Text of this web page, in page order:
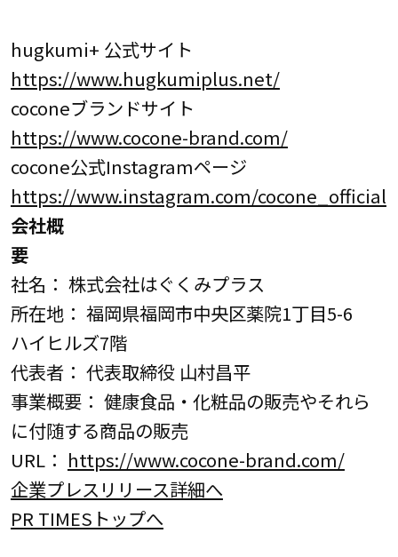
hugkumi+ 公式サイト
https://www.hugkumiplus.net/
coconeブランドサイト
https://www.cocone-brand.com/
cocone公式Instagramページ
https://www.instagram.com/cocone_official
会社概
要
社名： 株式会社はぐくみプラス
所在地： 福岡県福岡市中央区薬院1丁目5-6
ハイヒルズ7階
代表者： 代表取締役 山村昌平
事業概要： 健康食品・化粧品の販売やそれら
に付随する商品の販売
URL： https://www.cocone-brand.com/
企業プレスリリース詳細へ
PR TIMESトップへ